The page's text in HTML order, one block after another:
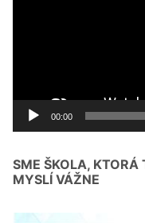
00:00
SME ŠKOLA, KTORÁ
MYSLÍ VÁŽNE